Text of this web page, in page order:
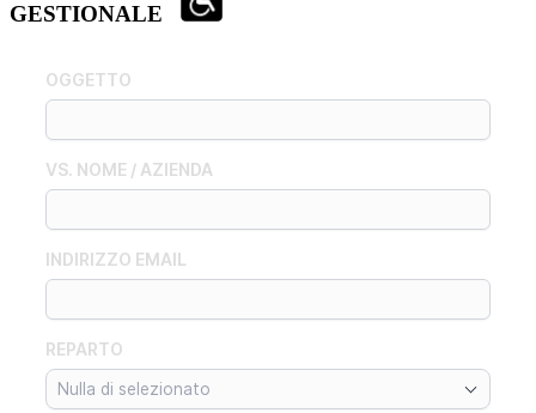
GESTIONALE